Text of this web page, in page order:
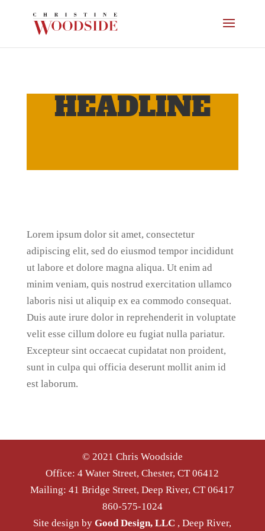
HEADLINE
Lorem ipsum dolor sit amet, consectetur
adipiscing elit, sed do eiusmod tempor incididunt
ut labore et dolore magna aliqua. Ut enim ad
minim veniam, quis nostrud exercitation ullamco
laboris nisi ut aliquip ex ea commodo consequat.
Duis aute irure dolor in reprehenderit in voluptate
velit esse cillum dolore eu fugiat nulla pariatur.
Excepteur sint occaecat cupidatat non proident,
sunt in culpa qui officia deserunt mollit anim id
est laborum.
© 2021 Chris Woodside
Office: 4 Water Street, Chester, CT 06412
Mailing: 41 Bridge Street, Deep River, CT 06417
860-575-1024
Site design byGood Design, LLC , Deep River,